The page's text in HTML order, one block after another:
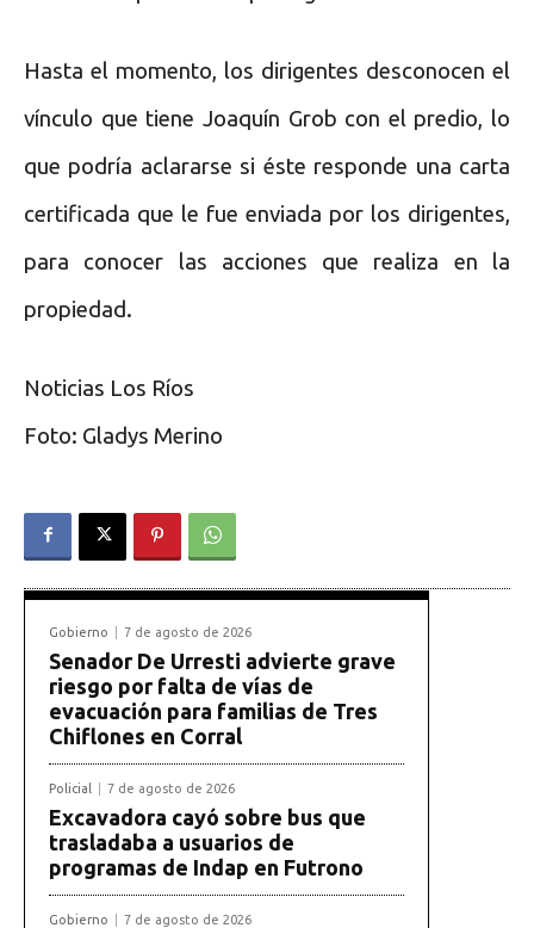
Hasta el momento, los dirigentes desconocen el
vínculo que tiene Joaquín Grob con el predio, lo
que podría aclararse si éste responde una carta
certificada que le fue enviada por los dirigentes,
para conocer las acciones que realiza en la
propiedad.
Noticias Los Ríos
Foto: Gladys Merino
Gobierno 7 de agosto de 2026
Senador De Urresti advierte grave
riesgo por falta de vías de
evacuación para familias de Tres
Chiflones en Corral
Policial 7 de agosto de 2026
Excavadora cayó sobre bus que
trasladaba a usuarios de
programas de Indap en Futrono
Gobierno 7 de agosto de 2026